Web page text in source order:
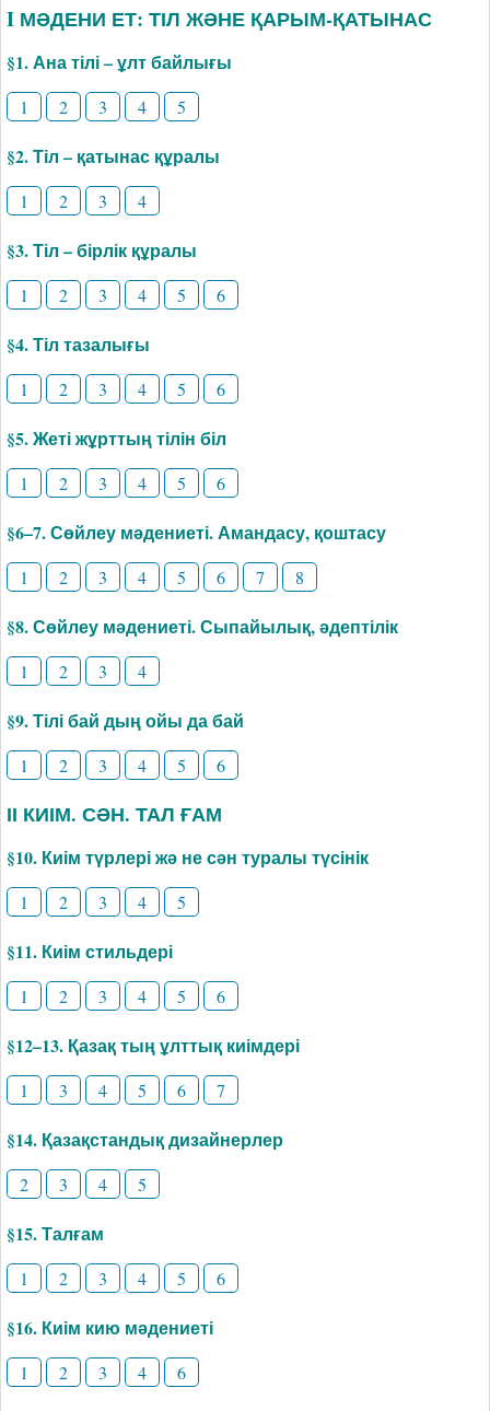
I МӘДЕНИ ЕТ: ТІЛ ЖӘНЕ ҚАРЫМ-ҚАТЫНАС
§1. Ана тілі – ұлт байлығы
1 2 3 4 5
§2. Тіл – қатынас құралы
1 2 3 4
§3. Тіл – бірлік құралы
1 2 3 4 5 6
§4. Тіл тазалығы
1 2 3 4 5 6
§5. Жеті жұрттың тілін біл
1 2 3 4 5 6
§6–7. Сөйлеу мәдениеті. Амандасу, қоштасу
1 2 3 4 5 6 7 8
§8. Сөйлеу мәдениеті. Сыпайылық, әдептілік
1 2 3 4
§9. Тілі бай дың ойы да бай
1 2 3 4 5 6
ІІ КИІМ. СӘН. ТАЛ ҒАМ
§10. Киім түрлері жә не сән туралы түсінік
1 2 3 4 5
§11. Киім стильдері
1 2 3 4 5 6
§12–13. Қазақ тың ұлттық киімдері
1 3 4 5 6 7
§14. Қазақстандық дизайнерлер
2 3 4 5
§15. Талғам
1 2 3 4 5 6
§16. Киім кию мәдениеті
1 2 3 4 6